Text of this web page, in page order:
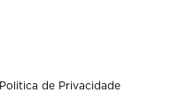
Politica de Privacidade